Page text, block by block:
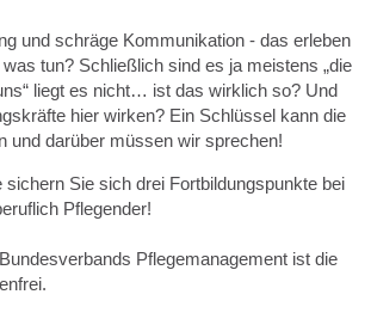
und schräge Kommunikation - das erleben
tun? Schließlich sind es ja meistens „die
liegt es nicht… ist das wirklich so? Und
hier wirken? Ein Schlüssel kann die
und darüber müssen wir sprechen!
sichern Sie sich drei Fortbildungspunkte bei
Pflegender!
Pflegemanagement ist die